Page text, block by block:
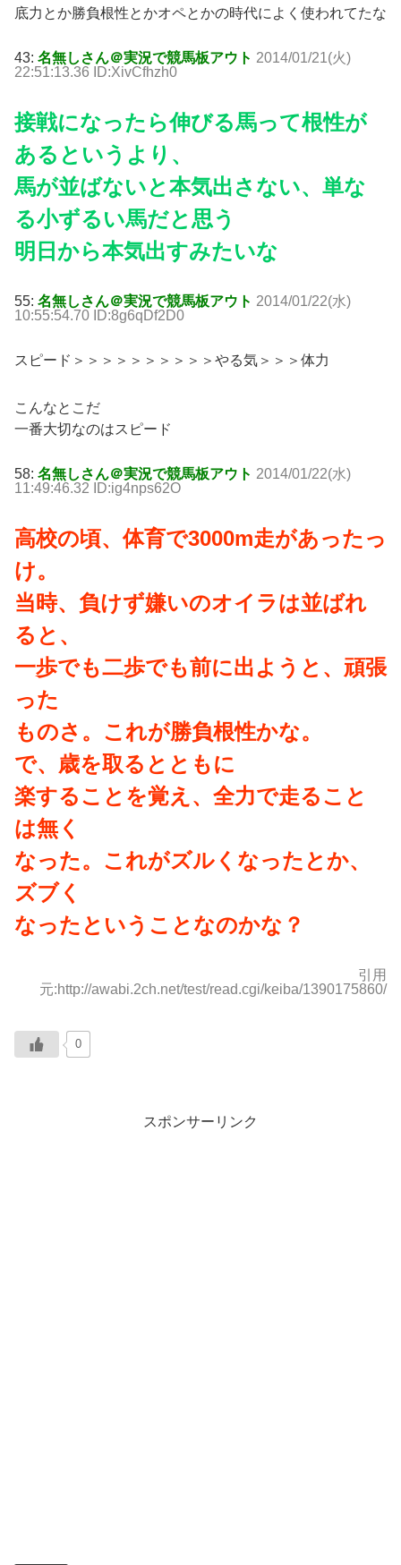
底力とか勝負根性とかオペとかの時代によく使われてたな
43: 名無しさん＠実況で競馬板アウト 2014/01/21(火)
22:51:13.36 ID:XivCfhzh0
接戦になったら伸びる馬って根性が
あるというより、
馬が並ばないと本気出さない、単な
る小ずるい馬だと思う
明日から本気出すみたいな
55: 名無しさん＠実況で競馬板アウト 2014/01/22(水)
10:55:54.70 ID:8g6qDf2D0
スピード＞＞＞＞＞＞＞＞＞＞やる気＞＞＞体力
こんなとこだ
一番大切なのはスピード
58: 名無しさん＠実況で競馬板アウト 2014/01/22(水)
11:49:46.32 ID:ig4nps62O
高校の頃、体育で3000m走があったっ
け。
当時、負けず嫌いのオイラは並ばれ
ると、
一歩でも二歩でも前に出ようと、頑張
った
ものさ。これが勝負根性かな。
で、歳を取るとともに
楽することを覚え、全力で走ること
は無く
なった。これがズルくなったとか、
ズブく
なったということなのかな？
引用
元:http://awabi.2ch.net/test/read.cgi/keiba/1390175860/
0
スポンサーリンク